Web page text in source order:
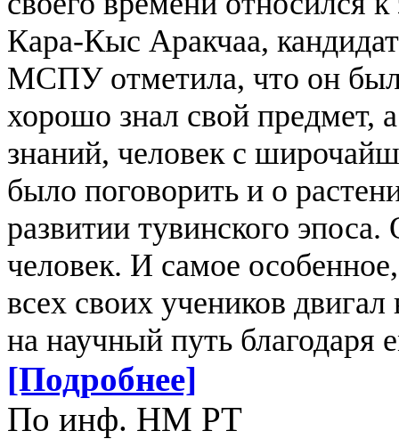
Кара-Кыс Аракчаа,
МСПУ отметила, что он был
хорошо знал свой предмет,
знаний, человек с
было поговорить и о
развитии тувинского
человек. И самое
всех своих учеников
на научный путь благодаря
[Подробнее]
По инф. НМ РТ